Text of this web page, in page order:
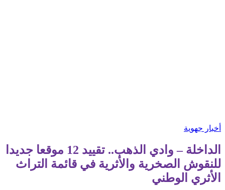
أخبار جهوية
الداخلة – وادي الذهب.. تقييد 12 موقعا جديدا
للنقوش الصخرية والأثرية في قائمة التراث
الأثري الوطني